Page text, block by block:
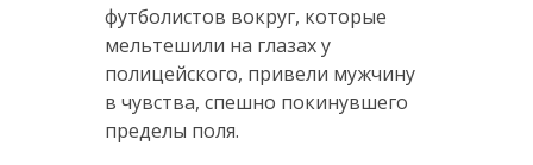
футболистов вокруг, которые
мельтешили на глазах у
полицейского, привели мужчину
в чувства, спешно покинувшего
пределы поля.